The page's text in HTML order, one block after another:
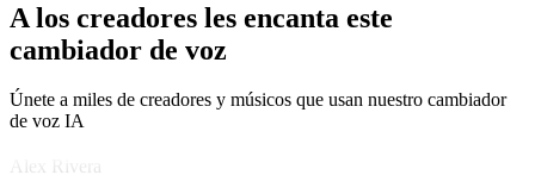
A los creadores les encanta este
cambiador de voz
Únete a miles de creadores y músicos que usan nuestro cambiador
de voz IA
Alex Rivera